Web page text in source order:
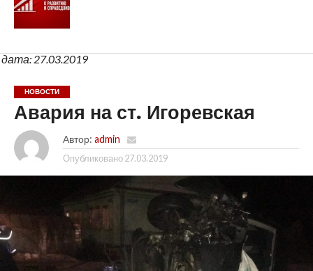
дата: 27.03.2019
НОВОСТИ
Авария на ст. Игоревская
Автор: admin
Опубликовано 27.03.2019